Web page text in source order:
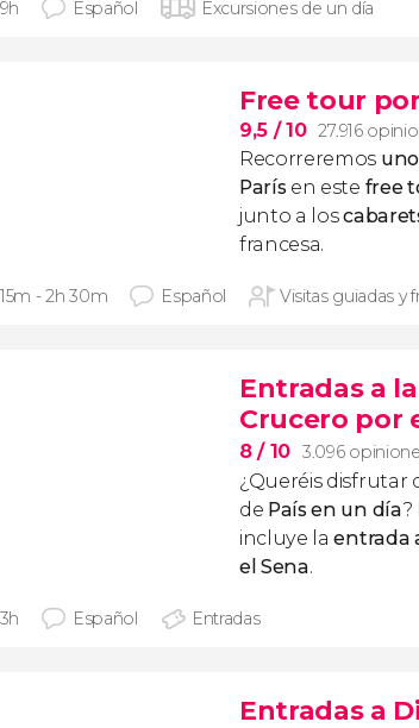
Español Excursiones de un día
Free tour
9,5 / 10 27.916
Recorreremos
Parísen este free
junto a los
francesa.
- 2h 30m Español Visitas guiadas y
Entradas a
Crucero por
8/ 10 3.096
¿Queréis disfrutar
de País en un día?
incluye laentrada
el Sena.
Español Entradas
Entradas a